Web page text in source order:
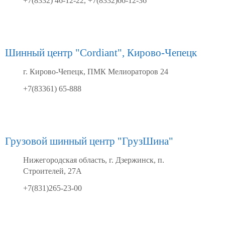
Шинный центр "Cordiant", Кирово-Чепецк
г. Кирово-Чепецк, ПМК Мелиораторов 24
+7(83361) 65-888
Грузовой шинный центр "ГрузШина"
Нижегородская область, г. Дзержинск, п.
Строителей, 27А
+7(831)265-23-00